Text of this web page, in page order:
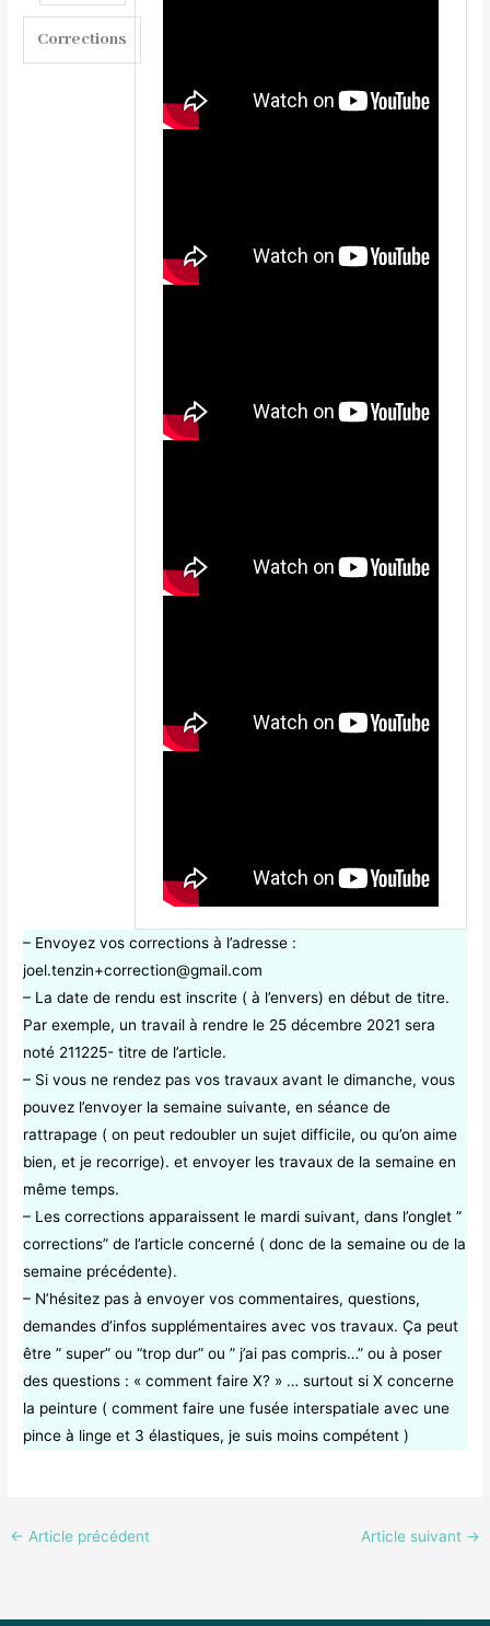
Corrections
– Envoyez vos corrections à l’adresse :
joel.tenzin+correction@gmail.com
– La date de rendu est inscrite ( à l’envers) en début de titre.
Par exemple, un travail à rendre le 25 décembre 2021 sera
noté 211225- titre de l’article.
– Si vous ne rendez pas vos travaux avant le dimanche, vous
pouvez l’envoyer la semaine suivante, en séance de
rattrapage ( on peut redoubler un sujet difficile, ou qu’on aime
bien, et je recorrige). et envoyer les travaux de la semaine en
même temps.
– Les corrections apparaissent le mardi suivant, dans l’onglet ”
corrections” de l’article concerné ( donc de la semaine ou de la
semaine précédente).
– N’hésitez pas à envoyer vos commentaires, questions,
demandes d’infos supplémentaires avec vos travaux. Ça peut
être ” super” ou “trop dur” ou ” j’ai pas compris…” ou à poser
des questions : « comment faire X? » … surtout si X concerne
la peinture ( comment faire une fusée interspatiale avec une
pince à linge et 3 élastiques, je suis moins compétent )
← Article précédent Article suivant →